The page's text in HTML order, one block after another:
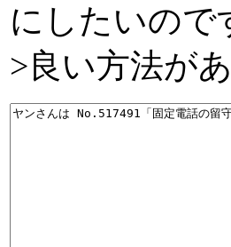
にしたいので
>良い方法が